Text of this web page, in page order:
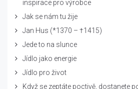
inspirace pro výrobce
Jak se nám tu žije
Jan Hus (*1370 – †1415)
Jede to na slunce
Jídlo jako energie
Jídlo pro život
Když se zeptáte poctivě, dostanete